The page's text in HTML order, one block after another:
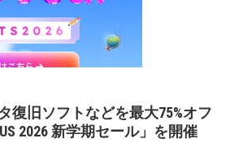
復旧ソフトなどを最大75%オフ
2026 新学期セール」を開催